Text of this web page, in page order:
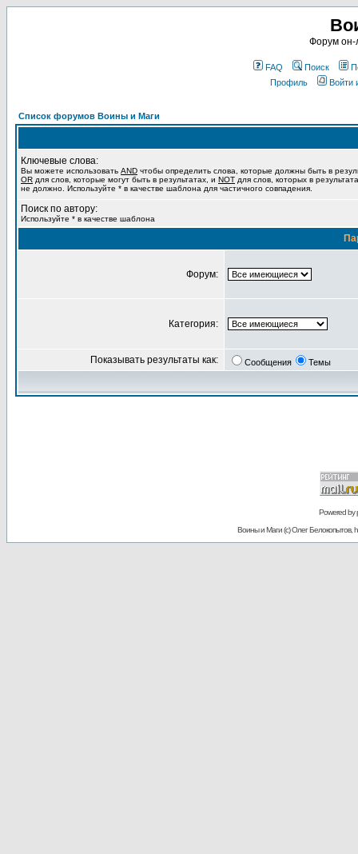
Форум он-
FAQ Поиск
Профиль
Войти
Список форумов Воины и Маги
Ключевые слова:
Вы можете использовать AND чтобы определить слова, которые должны быть в
OR для слов, которые могут быть в результатах, и NOT для слов, которых в
не должно. Используйте * в качестве шаблона для частичного совпадения.
Поиск по автору:
Используйте * в качестве шаблона
Форум:
Категория:
Показывать результаты как: Сообщения Темы
Powered by
Воины и Маги (c) Олег Белокопытов,